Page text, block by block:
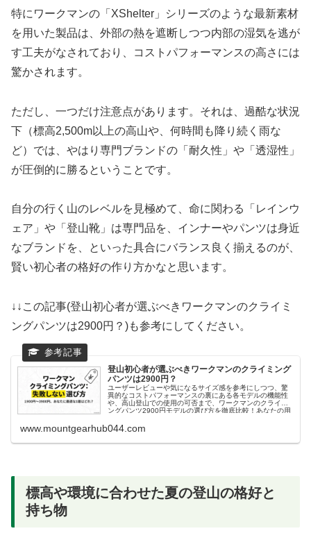
特にワークマンの「XShelter」シリーズのような最新素材
を用いた製品は、外部の熱を遮断しつつ内部の湿気を逃が
す工夫がなされており、コストパフォーマンスの高さには
驚かされます。
ただし、一つだけ注意点があります。それは、過酷な状況
下（標高2,500m以上の高山や、何時間も降り続く雨な
ど）では、やはり専門ブランドの「耐久性」や「透湿性」
が圧倒的に勝るということです。
自分の行く山のレベルを見極めて、命に関わる「レインウ
ェア」や「登山靴」は専門品を、インナーやパンツは身近
なブランドを、といった具合にバランス良く揃えるのが、
賢い初心者の格好の作り方かなと思います。
↓↓この記事(登山初心者が選ぶべきワークマンのクライミ
ングパンツは2900円？)も参考にしてください。
登山初心者が選ぶべきワークマンのクライミング
パンツは2900円？
ユーザーレビューや気になるサイズ感を参考にしつつ、驚
異的なコストパフォーマンスの裏にある各モデルの機能性
や、高山登山での使用の可否まで、ワークマンのクライミ
ングパンツ2900円モデルの選び方を徹底比較！あなたの用
を登山入門者に解説していきます。
www.mountgearhub044.com
標高や環境に合わせた夏の登山の格好と
持ち物